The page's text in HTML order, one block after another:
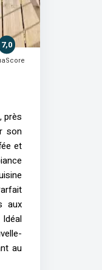
7,0
près
son
et
aux
au